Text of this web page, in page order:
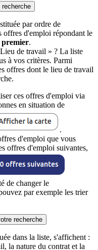
par ordre de
offres d'emploi répondant le
premier.
de travail » ? La liste
à vos critères. Parmi
offres dont le lieu de travail
ces offres d'emploi via
en situation de
.
d'emploi que vous
offres d'emploi suivantes,
de changer le
par exemple les trier
recherche
dans la liste, s'affichent :
la nature du contrat et la